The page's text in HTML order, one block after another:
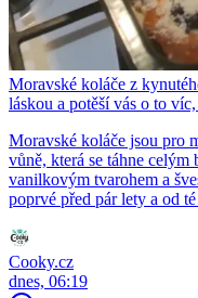
Moravské koláče z
láskou a potěší vás o to
Moravské koláče jsou pro
vůně, která se táhne
vanilkovým tvarohem a
poprvé před pár lety a od
Cooky.cz
dnes, 06:19